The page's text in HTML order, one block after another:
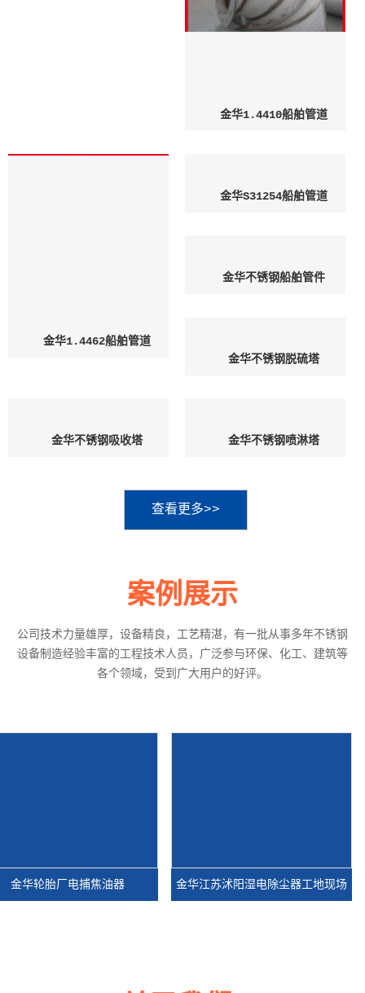
金华1.4410船舶管道
金华1.4462船舶管道
金华S31254船舶管道
金华不锈钢船舶管件
金华不锈钢脱硫塔
金华不锈钢吸收塔 金华不锈钢喷淋塔
查看更多>>
案例展示
公司技术力量雄厚，设备精良，工艺精湛，有一批从事多年不锈钢
设备制造经验丰富的工程技术人员，广泛参与环保、化工、建筑等
各个领域，受到广大用户的好评。
华轮胎厂电捕焦油器 金华江苏沭阳湿电除尘器工地现场